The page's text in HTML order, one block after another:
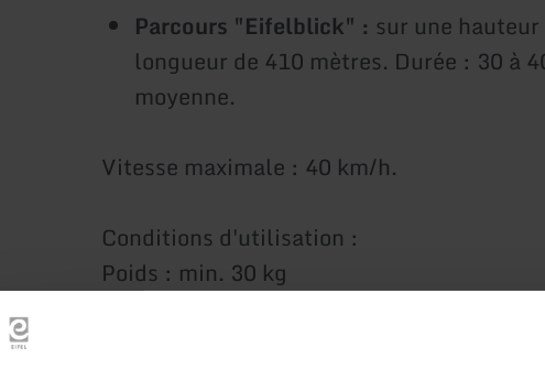
Parcours "Eifelblick" : sur une
longueur de 410 mètres. Durée : 30 à
moyenne.
Vitesse maximale : 40 km/h.
Conditions d'utilisation :
Poids : min. 30 kg